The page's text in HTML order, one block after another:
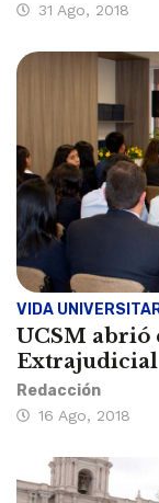
31 Ago, 2018
VIDA
UCSM abrió
Extrajudicial
Redacción
16 Ago, 2018